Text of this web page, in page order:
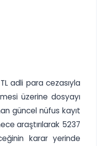
adli para cezasıyla
üzerine dosyayı
güncel nüfus kayıt
araştırılarak 5237
karar yerinde